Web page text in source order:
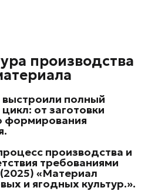
производства
полный
: от заготовки
формирования
производства и
требованиями
«Материал
и ягодных культур.».